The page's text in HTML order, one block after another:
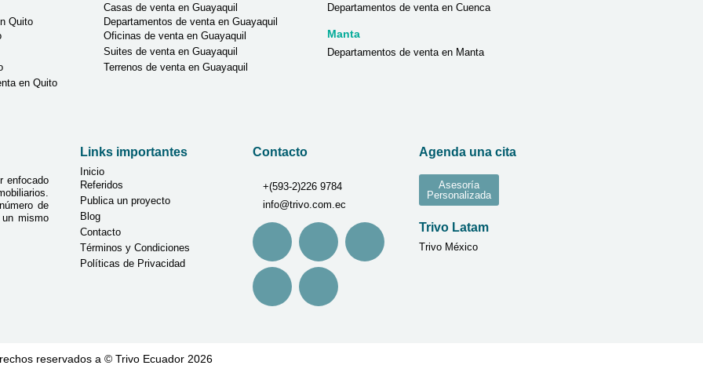
Quito
en Quito
Casas de venta en Guayaquil
Departamentos de venta en Guayaquil
Oficinas de venta en Guayaquil
Suites de venta en Guayaquil
Terrenos de venta en Guayaquil
Departamentos de venta en Cuenca
Manta
Departamentos de venta en Manta
enfocado
de
mismo
Links importantes
Inicio
Referidos
Publica un proyecto
Blog
Contacto
Términos y Condiciones
Políticas de Privacidad
Contacto
+(593-2)226 9784
info@trivo.com.ec
Agenda una cita
Asesoría
Personalizada
Trivo Latam
Trivo México
reservados a © Trivo Ecuador 2026